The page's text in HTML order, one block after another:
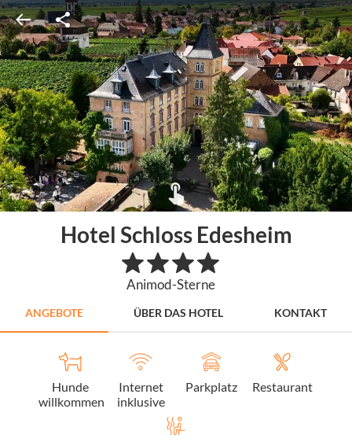
Hotel Schloss Edesheim
Animod-Sterne
ANGEBOTE ÜBER DAS HOTEL KONTAKT
Hunde
willkommen
Internet
inklusive
Parkplatz Restaurant